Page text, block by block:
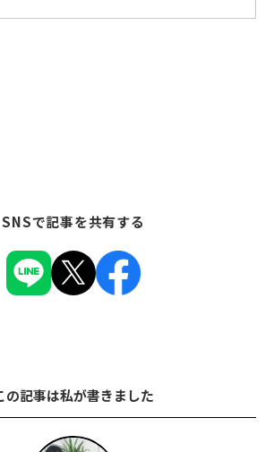
SNSで記事を共有する
の記事は私が書きました